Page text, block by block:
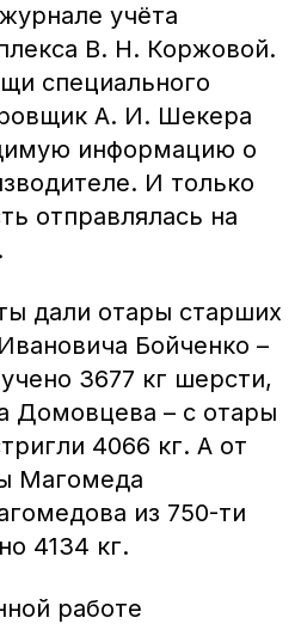
учёта
В. Н. Коржовой.
специального
А. И. Шекера
информацию о
И только
отправлялась на
дали отары старших
Бойченко –
3677 кг шерсти,
Домовцева – с отары
4066 кг. А от
Магомеда
из 750-ти
4134 кг.
работе